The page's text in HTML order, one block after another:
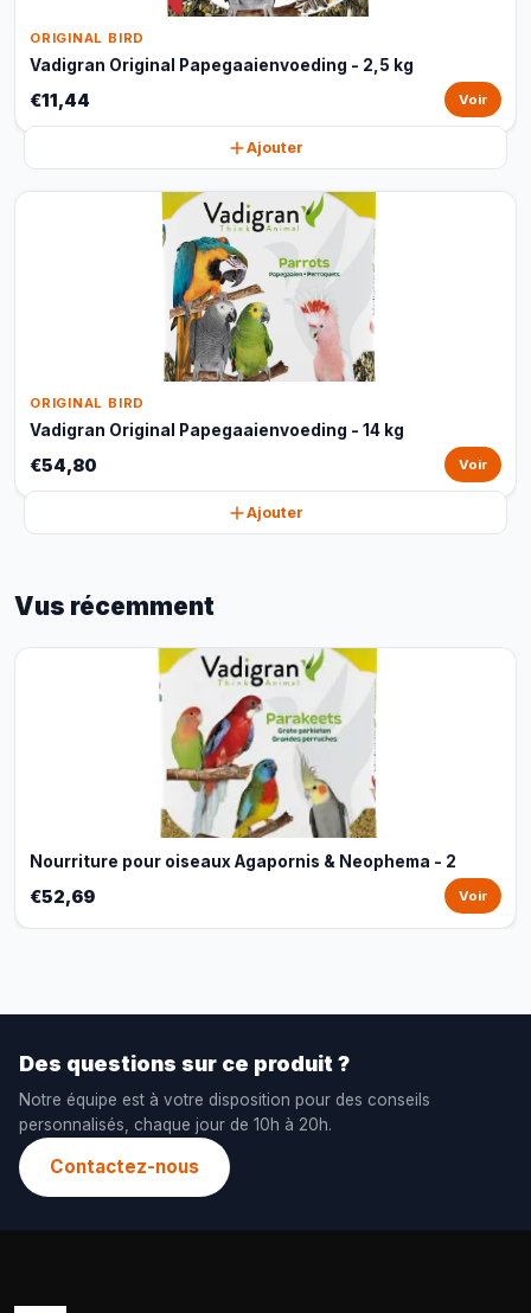
ORIGINAL BIRD
Vadigran Original Papegaaienvoeding - 2,5 kg
€11,44 Voir
Ajouter
ORIGINAL BIRD
Vadigran Original Papegaaienvoeding - 14 kg
€54,80 Voir
Ajouter
Vus récemment
Nourriture pour oiseaux Agapornis & Neophema - 2
€52,69 Voir
Des questions sur ce produit ?
Notre équipe est à votre disposition pour des conseils
personnalisés, chaque jour de 10h à 20h.
Contactez-nous